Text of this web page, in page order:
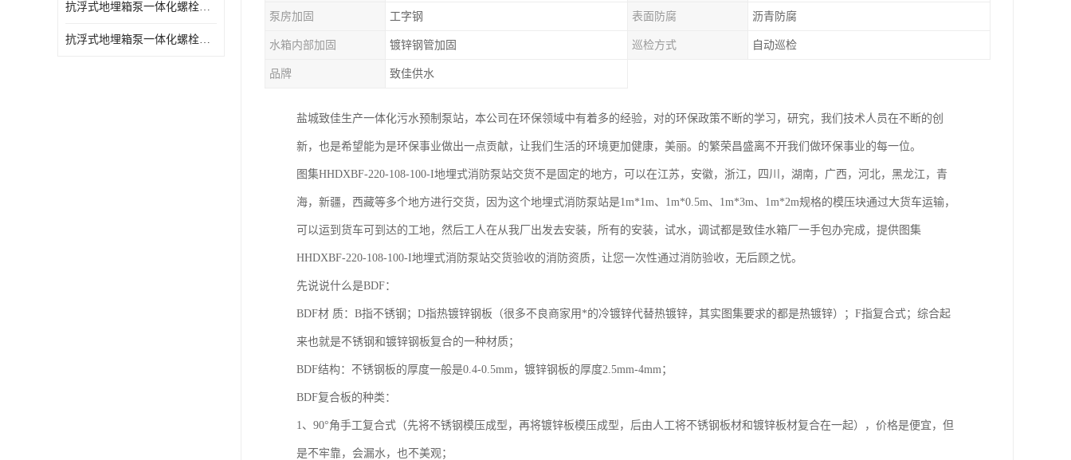
抗浮式地埋箱泵一体化螺栓连接部分如何防止漏水、漏气呢
抗浮式地埋箱泵一体化螺栓连接部分
泵房加固 工字钢 表面防腐 沥青防腐
水箱内部加固 镀锌钢管加固 巡检方式 自动巡检
品牌 致佳供水
盐城致佳生产一体化污水预制泵站，本公司在环保领域中有着多的经验，对的环保政策不断的学习，研究，我们技术人员在不断的创
新，也是希望能为是环保事业做出一点贡献，让我们生活的环境更加健康，美丽。的繁荣昌盛离不开我们做环保事业的每一位。
图集HHDXBF-220-108-100-I地埋式消防泵站交货不是固定的地方，可以在江苏，安徽，浙江，四川，湖南，广西，河北，黑龙江，青
海，新疆，西藏等多个地方进行交货，因为这个地埋式消防泵站是1m*1m、1m*0.5m、1m*3m、1m*2m规格的模压块通过大货车运输，
可以运到货车可到达的工地，然后工人在从我厂出发去安装，所有的安装，试水，调试都是致佳水箱厂一手包办完成，提供图集
HHDXBF-220-108-100-I地埋式消防泵站交货验收的消防资质，让您一次性通过消防验收，无后顾之忧。
先说说什么是BDF：
BDF材 质：B指不锈钢；D指热镀锌钢板（很多不良商家用*的冷镀锌代替热镀锌，其实图集要求的都是热镀锌）；F指复合式；综合起
来也就是不锈钢和镀锌钢板复合的一种材质；
BDF结构：不锈钢板的厚度一般是0.4-0.5mm，镀锌钢板的厚度2.5mm-4mm；
BDF复合板的种类：
1、90°角手工复合式（先将不锈钢模压成型，再将镀锌板模压成型，后由人工将不锈钢板材和镀锌板材复合在一起），价格是便宜，但
是不牢靠，会漏水，也不美观；